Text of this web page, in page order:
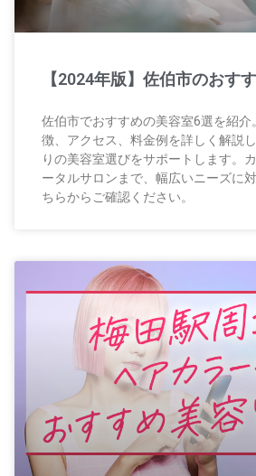
【2024年版】佐伯市のおす
佐伯市でおすすめの美容室6選を紹介
徴、アクセス、料金例を詳しく解説
りの美容室選びをサポートします。
ータルサロンまで、幅広いニーズに
ちらからご確認ください。